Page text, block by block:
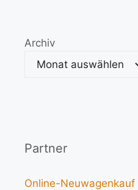
Archiv
Partner
Online-Neuwagenkauf